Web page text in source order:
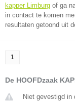
kapper Limburg of ga
in contact te komen
resultaten getoond uit
1
De HOOFDzaak
Niet gevestigd in